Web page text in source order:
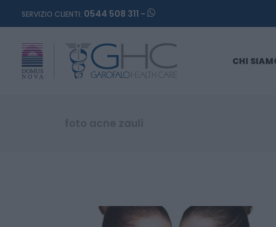
SERVIZIO CLIENTI: 0544 508 311 -
CHI